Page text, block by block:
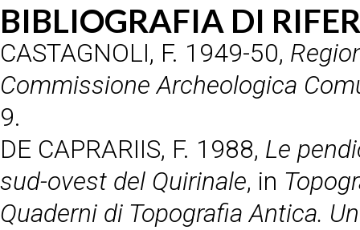
BIBLIOGRAFIA DI
CASTAGNOLI, F. 1949-50,
Commissione Archeologica
9.
DE CAPRARIIS, F. 1988, Le
sud-ovest del Quirinale, in
Quaderni di Topografia Antica.